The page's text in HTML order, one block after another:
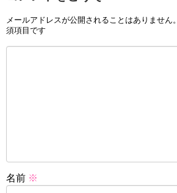
メールアドレスが公開されることはありません。
須項目です
名前 ※